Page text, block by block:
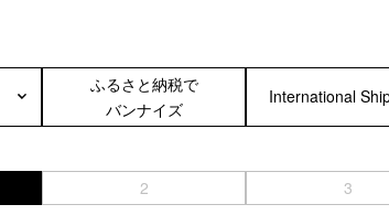
ふるさと納税で
バンナイズ
International
2 3